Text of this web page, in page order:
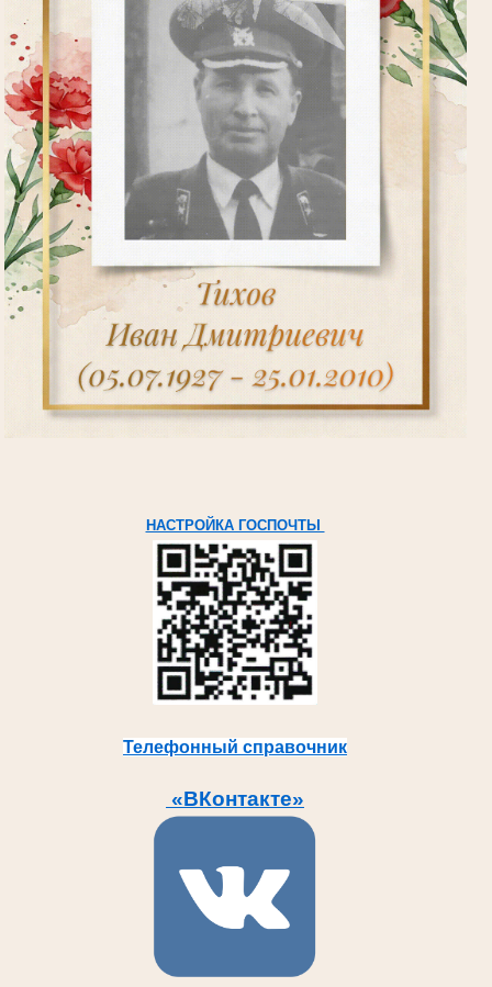
НАСТРОЙКА ГОСПОЧТЫ
Телефонный справочник
«ВКонтакте»